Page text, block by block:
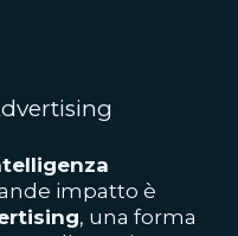
impatto è
, una forma